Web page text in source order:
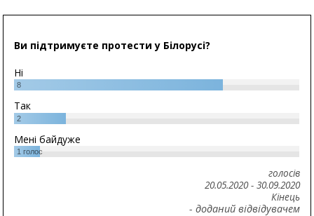
Ви підтримуєте протести у Білорусі?
Ні
8
Так
2
Мені байдуже
1 голос
голосів
20.05.2020- 30.09.2020
Кінець
- доданий відвідувачем